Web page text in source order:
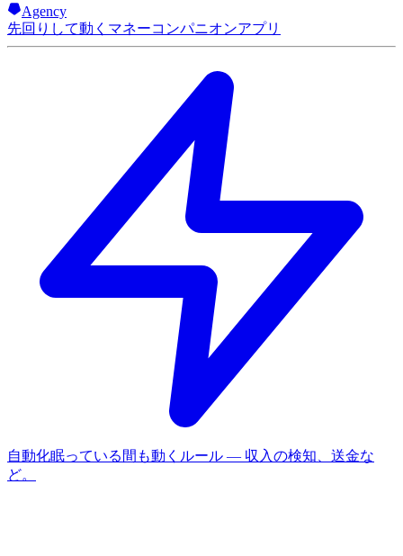
Agency
先回りして動くマネーコンパニオンアプリ
自動化眠っている間も動くルール — 収入の検知、送金な
ど。